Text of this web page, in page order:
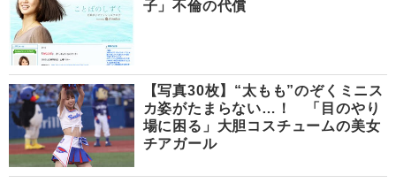
子」不倫の代償
【写真30枚】“太もも”のぞくミニス
カ姿がたまらない…！ 「目のやり
場に困る」大胆コスチュームの美女
チアガール